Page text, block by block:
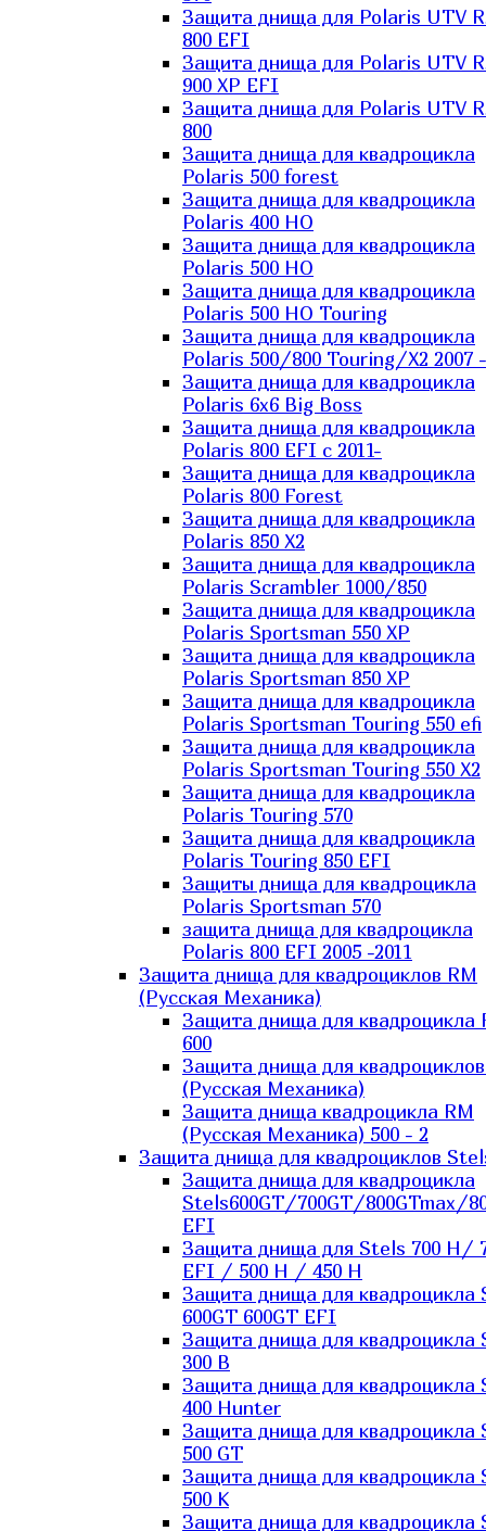
Защита днища для Polaris UTV
800 EFI
Защита днища для Polaris UTV
900 XP EFI
Защита днища для Polaris UTV
800
Защита днища для квадроцикла
Polaris 500 forest
Защита днища для квадроцикла
Polaris 400 HO
Защита днища для квадроцикла
Polaris 500 HO
Защита днища для квадроцикла
Polaris 500 HO Touring
Защита днища для квадроцикла
Polaris 500/800 Touring/X2 2007 -
Защита днища для квадроцикла
Polaris 6х6 Big Boss
Защита днища для квадроцикла
Polaris 800 EFI с 2011-
Защита днища для квадроцикла
Polaris 800 Forest
Защита днища для квадроцикла
Polaris 850 X2
Защита днища для квадроцикла
Polaris Scrambler 1000/850
Защита днища для квадроцикла
Polaris Sportsman 550 XP
Защита днища для квадроцикла
Polaris Sportsman 850 XP
Защита днища для квадроцикла
Polaris Sportsman Touring 550 efi
Защита днища для квадроцикла
Polaris Sportsman Touring 550 X2
Защита днища для квадроцикла
Polaris Touring 570
Защита днища для квадроцикла
Polaris Touring 850 EFI
Защиты днища для квадроцикла
Polaris Sportsman 570
защита днища для квадроцикла
Polaris 800 EFI 2005 -2011
Защита днища для квадроциклов RM
(Русская Механика)
Защита днища для квадроцикла
600
Защита днища для
(Русская Механика)
Защита днища квадроцикла RM
(Русская Механика) 500 - 2
Защита днища для квадроциклов
Защита днища для квадроцикла
Stels600GT/700GT/800GTmax/
EFI
Защита днища для Stels 700 H/
EFI / 500 H / 450 H
Защита днища для квадроцикла
600GT 600GT EFI
Защита днища для квадроцикла
300 B
Защита днища для квадроцикла
400 Hunter
Защита днища для квадроцикла
500 GT
Защита днища для квадроцикла
500 K
Защита днища для квадроцикла